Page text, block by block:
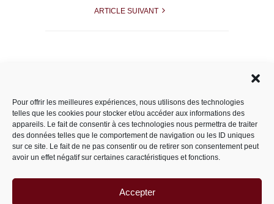
Pour offrir les meilleures expériences, nous utilisons des technologies
telles que les cookies pour stocker et/ou accéder aux informations des
appareils. Le fait de consentir à ces technologies nous permettra de traiter
des données telles que le comportement de navigation ou les ID uniques
sur ce site. Le fait de ne pas consentir ou de retirer son consentement peut
avoir un effet négatif sur certaines caractéristiques et fonctions.
Accepter
ARTICLE SUIVANT
Catégories